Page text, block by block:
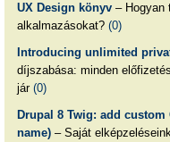
UX Design könyv– Hogyan
alkalmazásokat? (0)
Introducing unlimited
díjszabása: minden
jár (0)
Drupal 8 Twig: add
name)– Saját